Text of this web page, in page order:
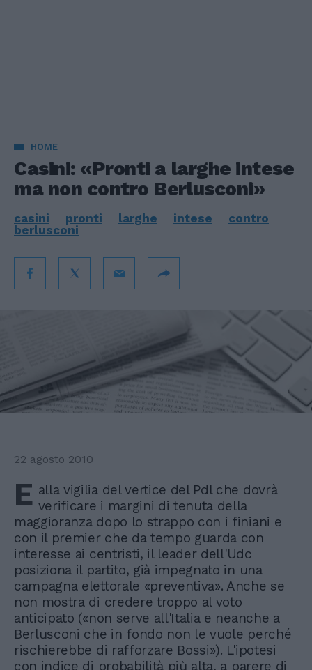
HOME
Casini: «Pronti a larghe intese
ma non contro Berlusconi»
casini pronti larghe intese
contro
berlusconi
22 agosto 2010
E alla vigilia del vertice del Pdl che dovrà
verificare i margini di tenuta della
maggioranza dopo lo strappo con i finiani e
con il premier che da tempo guarda con
interesse ai centristi, il leader dell'Udc
posiziona il partito, già impegnato in una
campagna elettorale «preventiva». Anche se
non mostra di credere troppo al voto
anticipato («non serve all'Italia e neanche a
Berlusconi che in fondo non le vuole perché
rischierebbe di rafforzare Bossi»). L'ipotesi
con indice di probabilità più alta, a parere di